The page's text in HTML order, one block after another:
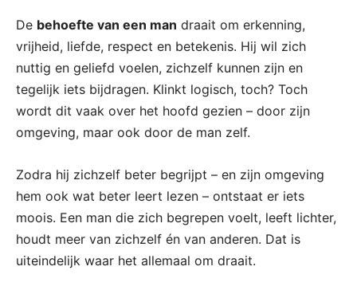
De behoefte van een man draait om erkenning,
vrijheid, liefde, respect en betekenis. Hij wil zich
nuttig en geliefd voelen, zichzelf kunnen zijn en
tegelijk iets bijdragen. Klinkt logisch, toch? Toch
wordt dit vaak over het hoofd gezien – door zijn
omgeving, maar ook door de man zelf.
Zodra hij zichzelf beter begrijpt – en zijn omgeving
hem ook wat beter leert lezen – ontstaat er iets
moois. Een man die zich begrepen voelt, leeft lichter,
houdt meer van zichzelf én van anderen. Dat is
uiteindelijk waar het allemaal om draait.